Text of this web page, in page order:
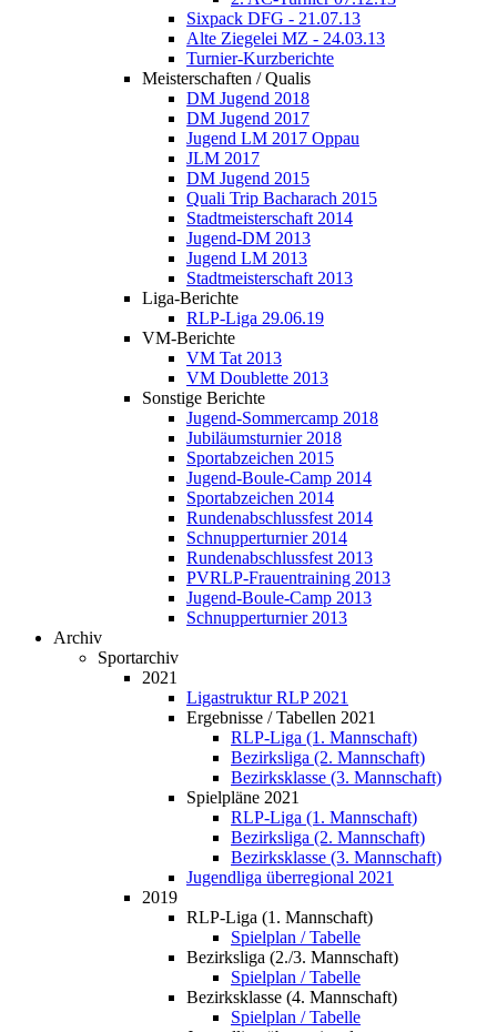
Sixpack DFG - 21.07.13
Alte Ziegelei MZ - 24.03.13
Turnier-Kurzberichte
Meisterschaften / Qualis
DM Jugend 2018
DM Jugend 2017
Jugend LM 2017 Oppau
JLM 2017
DM Jugend 2015
Quali Trip Bacharach 2015
Stadtmeisterschaft 2014
Jugend-DM 2013
Jugend LM 2013
Stadtmeisterschaft 2013
Liga-Berichte
RLP-Liga 29.06.19
VM-Berichte
VM Tat 2013
VM Doublette 2013
Sonstige Berichte
Jugend-Sommercamp 2018
Jubiläumsturnier 2018
Sportabzeichen 2015
Jugend-Boule-Camp 2014
Sportabzeichen 2014
Rundenabschlussfest 2014
Schnupperturnier 2014
Rundenabschlussfest 2013
PVRLP-Frauentraining 2013
Jugend-Boule-Camp 2013
Schnupperturnier 2013
Archiv
Sportarchiv
2021
Ligastruktur RLP 2021
Ergebnisse / Tabellen 2021
RLP-Liga (1. Mannschaft)
Bezirksliga (2. Mannschaft)
Bezirksklasse (3. Mannschaft)
Spielpläne 2021
RLP-Liga (1. Mannschaft)
Bezirksliga (2. Mannschaft)
Bezirksklasse (3. Mannschaft)
Jugendliga überregional 2021
2019
RLP-Liga (1. Mannschaft)
Spielplan / Tabelle
Bezirksliga (2./3. Mannschaft)
Spielplan / Tabelle
Bezirksklasse (4. Mannschaft)
Spielplan / Tabelle